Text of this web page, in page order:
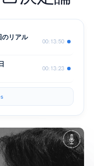
のリアル
00:13:50
00:13:23